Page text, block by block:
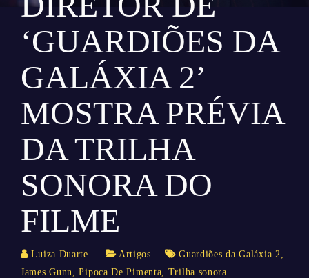
‘GUARDIÕES DA
GALÁXIA 2’
MOSTRA PRÉVIA
DA TRILHA
SONORA DO
FILME
Luiza Duarte Artigos Guardiões da Galáxia 2,
James Gunn,Pipoca De Pimenta, Trilha sonora